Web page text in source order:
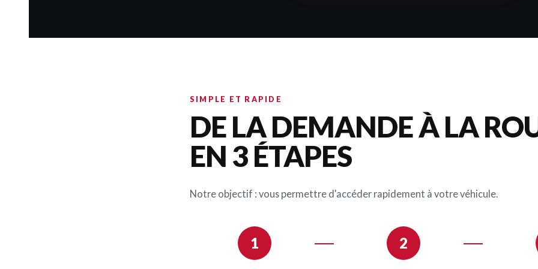
SIMPLE ET RAPIDE
DE LA DEMANDE À LA
EN 3 ÉTAPES
Notre objectif : vous permettre d'accéder rapidement à votre véhicule.
1 2